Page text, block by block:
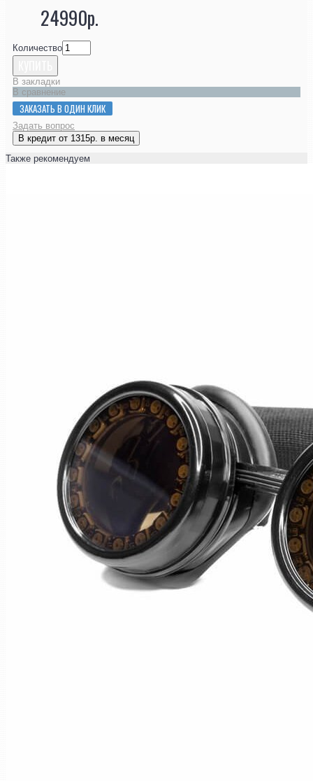
24990р.
Количество
В закладки
В сравнение
ЗАКАЗАТЬ В ОДИН КЛИК
Задать вопрос
В кредит от 1315р. в месяц
Также рекомендуем